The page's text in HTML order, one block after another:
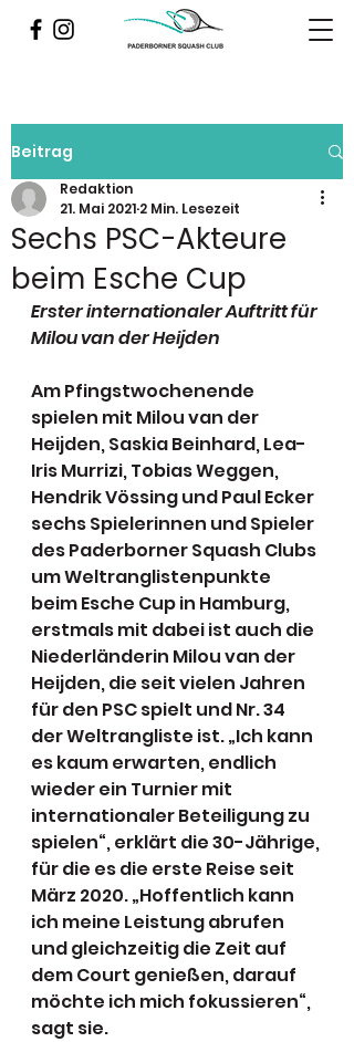
Beitrag
Sechs PSC-Akteure
beim Esche Cup
Redaktion
21. Mai 2021 2 Min. Lesezeit
Erster internationaler Auftritt für
Milou van der Heijden
Am Pfingstwochenende
spielen mit Milou van der
Heijden, Saskia Beinhard, Lea-
Iris Murrizi, Tobias Weggen,
Hendrik Vössing und Paul Ecker
sechs Spielerinnen und Spieler
des Paderborner Squash Clubs
um Weltranglistenpunkte
beim Esche Cup in Hamburg,
erstmals mit dabei ist auch die
Niederländerin Milou van der
Heijden, die seit vielen Jahren
für den PSC spielt und Nr. 34
der Weltrangliste ist. „Ich kann
es kaum erwarten, endlich
wieder ein Turnier mit
internationaler Beteiligung zu
spielen“, erklärt die 30-Jährige,
für die es die erste Reise seit
März 2020. „Hoffentlich kann
ich meine Leistung abrufen
und gleichzeitig die Zeit auf
dem Court genießen, darauf
möchte ich mich fokussieren“,
sagt sie.